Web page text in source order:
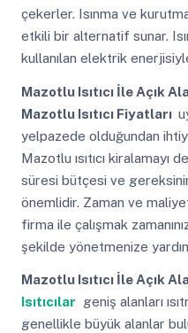
çekerler. Isınma ve
etkili bir alternatif sunar.
kullanılan elektrik enerjisiyle
Mazotlu Isıtıcı İle Açık
Mazotlu Isıtıcı Fiyatları
yelpazede olduğundan
Mazotlu ısıtıcı
süresi bütçesi ve
önemlidir. Zaman ve
firma ile çalışmak
şekilde yönetmenize
Mazotlu Isıtıcı İle Açık
Isıtıcılar geniş alanları
genellikle büyük alanlar